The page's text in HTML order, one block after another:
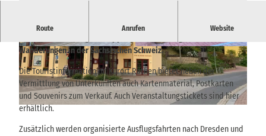
© viawww.saechsische-schweiz.de
© TVSSW, Peggy Nestler | CC-BY-SA © viawww.saechsische-schweiz.de, Peggy Nestl
er |CC-BY-SA
Route Anrufen Website
Zentrale Anlaufstelle im Haus des Gastes für Informationen,
Wanderungen in der Sächsischen Schweiz.
Die Touristinformation im Kurort Rathen bietet neben der
Vermittlung von Unterkünften auch Kartenmaterial, Postkarten
und Souvenirs zum Verkauf. Auch Veranstaltungstickets sind hier
erhältlich.
Zusätzlich werden organisierte Ausflugsfahrten nach Dresden und